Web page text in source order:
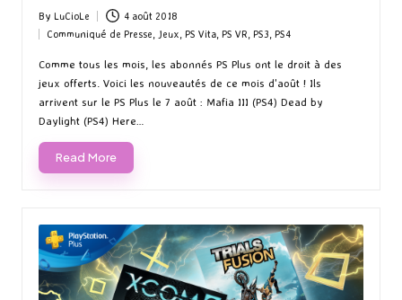
Posted
by
By LuCioLe 4 août 2018
Posted
in
Communiqué de Presse, Jeux,PS Vita,PS VR,PS3,PS4
Comme tous les mois, les abonnés PS Plus ont le droit à des
jeux offerts. Voici les nouveautés de ce mois d'août ! Ils
arrivent sur le PS Plus le 7 août : Mafia III (PS4) Dead by
Daylight (PS4) Here…
Read More